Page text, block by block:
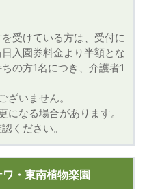
受けている方は、受付に
入園券料金より半額とな
の方1名につき、介護者1
ざいません。
なる場合があります。
ください。
・東南植物楽園